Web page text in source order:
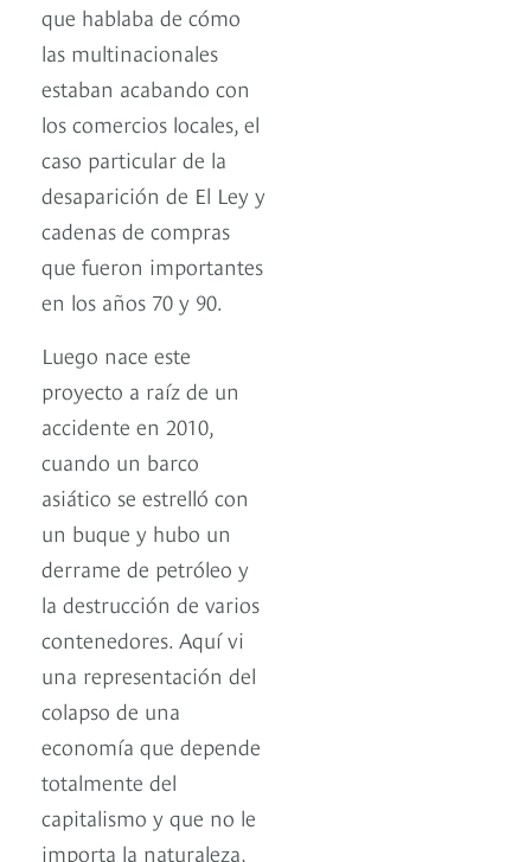
que hablaba de cómo
las multinacionales
estaban acabando con
los comercios locales, el
caso particular de la
desaparición de El Ley y
cadenas de compras
que fueron importantes
en los años 70 y 90.
Luego nace este
proyecto a raíz de un
accidente en 2010,
cuando un barco
asiático se estrelló con
un buque y hubo un
derrame de petróleo y
la destrucción de varios
contenedores. Aquí vi
una representación del
colapso de una
economía que depende
totalmente del
capitalismo y que no le
importa la naturaleza,